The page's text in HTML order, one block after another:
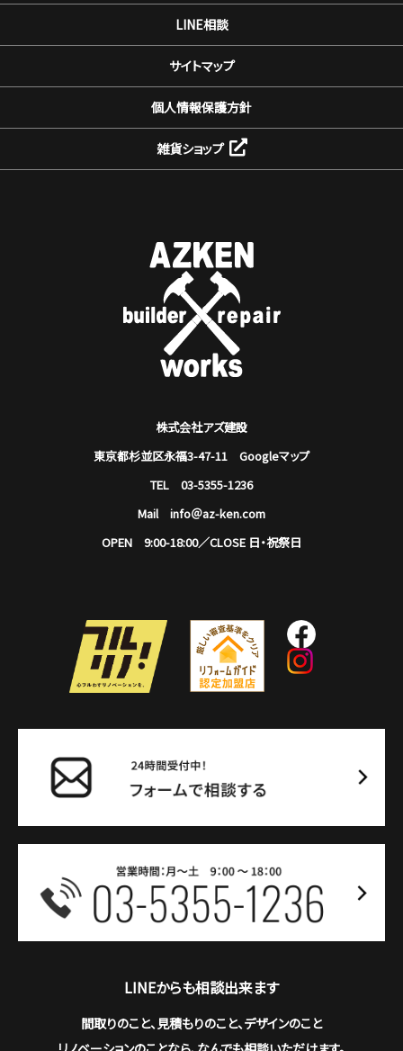
LINE相談
サイトマップ
個人情報保護方針
雑貨ショップ
株式会社アズ建設
東京都杉並区永福3-47-11 Googleマップ
TEL 03-5355-1236
Mail info＠az-ken.com
OPEN 9:00-18:00／CLOSE 日・祝祭日
LINEからも相談出来ます
間取りのこと、見積もりのこと、デザインのこと